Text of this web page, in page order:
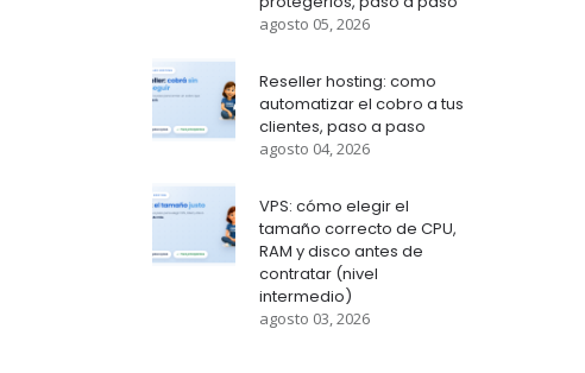
agosto 05, 2026
Reseller hosting: como
automatizar el cobro a tus
clientes, paso a paso
agosto 04, 2026
VPS: cómo elegir el
tamaño correcto de CPU,
RAM y disco antes de
contratar (nivel
intermedio)
agosto 03, 2026